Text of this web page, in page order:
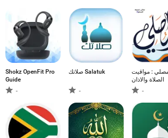
Shokz OpenFit Pro
Guide
-
صلاتك Salatuk
-
: مواقيت
الصلاة والاذان
-